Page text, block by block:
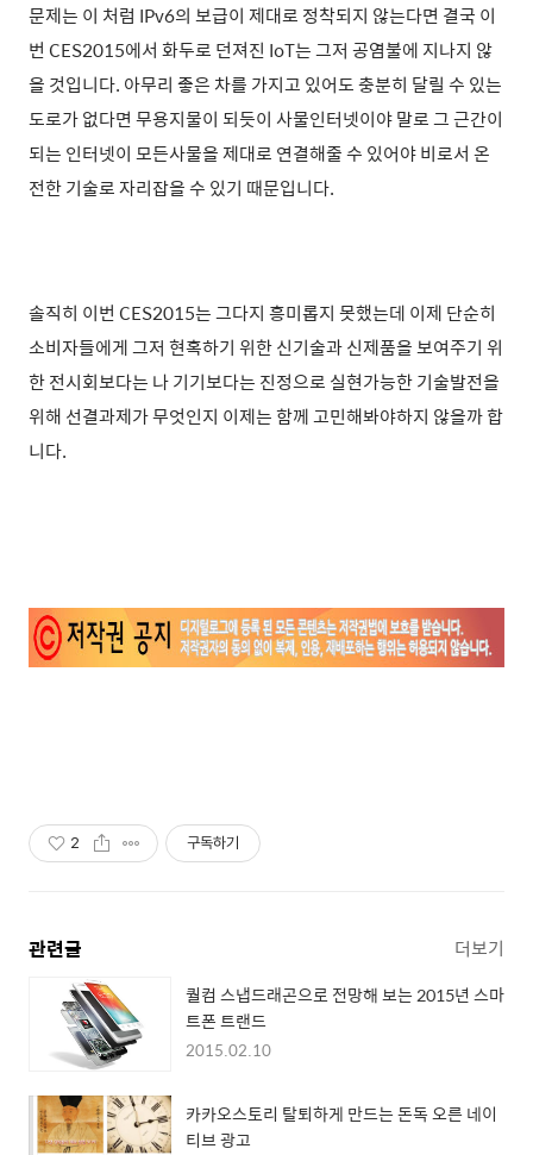
문제는 이 처럼 IPv6의 보급이 제대로 정착되지 않는다면 결국 이
번 CES2015에서 화두로 던져진 IoT는 그저 공염불에 지나지 않
을 것입니다. 아무리 좋은 차를 가지고 있어도 충분히 달릴 수 있는
도로가 없다면 무용지물이 되듯이 사물인터넷이야 말로 그 근간이
되는 인터넷이 모든사물을 제대로 연결해줄 수 있어야 비로서 온
전한 기술로 자리잡을 수 있기 때문입니다.
솔직히 이번 CES2015는 그다지 흥미롭지 못했는데 이제 단순히
소비자들에게 그저 현혹하기 위한 신기술과 신제품을보여주기 위
한 전시회보다는 나 기기보다는 진정으로 실현가능한 기술발전을
위해 선결과제가 무엇인지 이제는 함께 고민해봐야하지 않을까 합
니다.
2 구독하기
관련글 더보기
퀄컴 스냅드래곤으로 전망해 보는 2015년 스마
트폰 트랜드
2015.02.10
카카오스토리 탈퇴하게 만드는 돈독 오른 네이
티브 광고